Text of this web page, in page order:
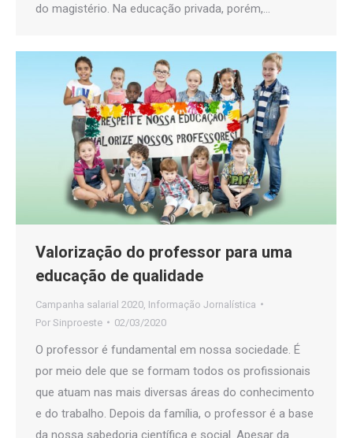
do magistério. Na educação privada, porém,…
Valorização do professor para uma
educação de qualidade
Campanha salarial 2020 Informação Jornalística
Por Sinproeste 02/03/2020
O professor é fundamental em nossa sociedade. É
por meio dele que se formam todos os profissionais
que atuam nas mais diversas áreas do conhecimento
e do trabalho. Depois da família, o professor é a base
da nossa sabedoria científica e social. Apesar da